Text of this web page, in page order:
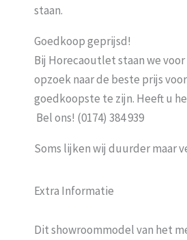
staan.
Goedkoop geprijsd!
Bij Horecaoutlet staan we
opzoek naar de beste prijs
goedkoopste te zijn. Heeft u
Bel ons! (0174) 384 939
Soms lijken wij duurder maar
Extra Informatie
Dit showroommodel van het